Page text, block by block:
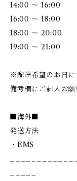
14:00 ～ 16:00
16:00 ～ 18:00
18:00 ～ 20:00
19:00 ～ 21:00
※配達希望のお日に
備考欄にご記入お
■海外■
発送方法
・EMS